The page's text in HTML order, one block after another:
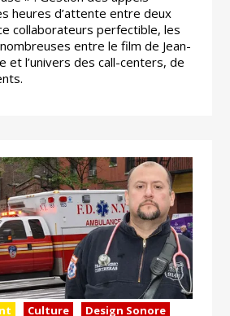
heures d’attente entre deux
collaborateurs perfectible, les
entre le film de Jean-
et l’univers des call-centers, de
Culture
Design Sonore